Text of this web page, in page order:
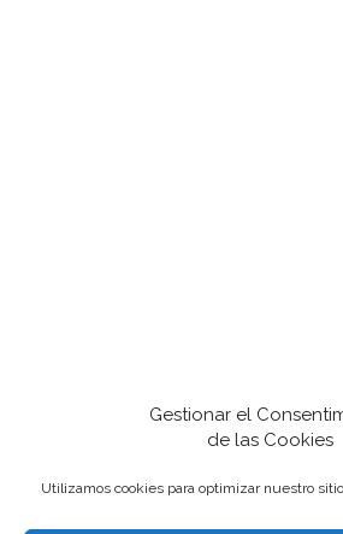
Gestionar el
de las Cookies
Utilizamos cookies para optimizar nuestro